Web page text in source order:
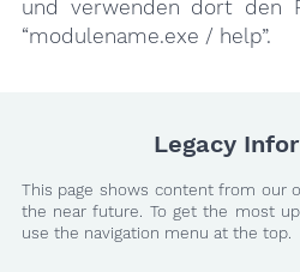
und verwenden dort den
“modulename.exe / help”.
Legacy
This page shows content from our
the near future. To get the most
use the navigation menu at the top.